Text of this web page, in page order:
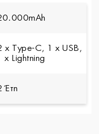
x Type-C, 1 x USB,
x Lightning
Έτη